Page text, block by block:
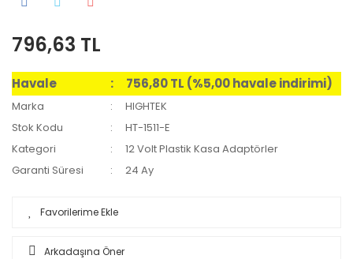
796,63 TL
Havale 756,80 TL (%5,00 havale indirimi)
Marka
HIGHTEK
Stok Kodu
HT-1511-E
Kategori
12 Volt Plastik Kasa Adaptörler
Garanti Süresi
24 Ay
Arkadaşına Öner